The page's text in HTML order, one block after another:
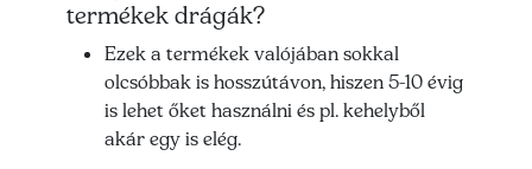
termékek drágák?
Ezek a termékek valójában sokkal
olcsóbbak is hosszútávon, hiszen 5-10 évig
is lehet őket használni és pl. kehelyből
akár egy is elég.